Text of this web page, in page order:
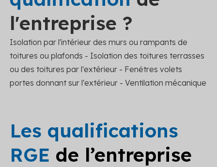
l'entreprise ?
Isolation par l'intérieur des murs ou rampants de
toitures ou plafonds - Isolation des toitures terrasses
ou des toitures par l'extérieur - Fenêtres volets
portes donnant sur l'extérieur - Ventilation mécanique
Les qualifications
RGE de l’entreprise